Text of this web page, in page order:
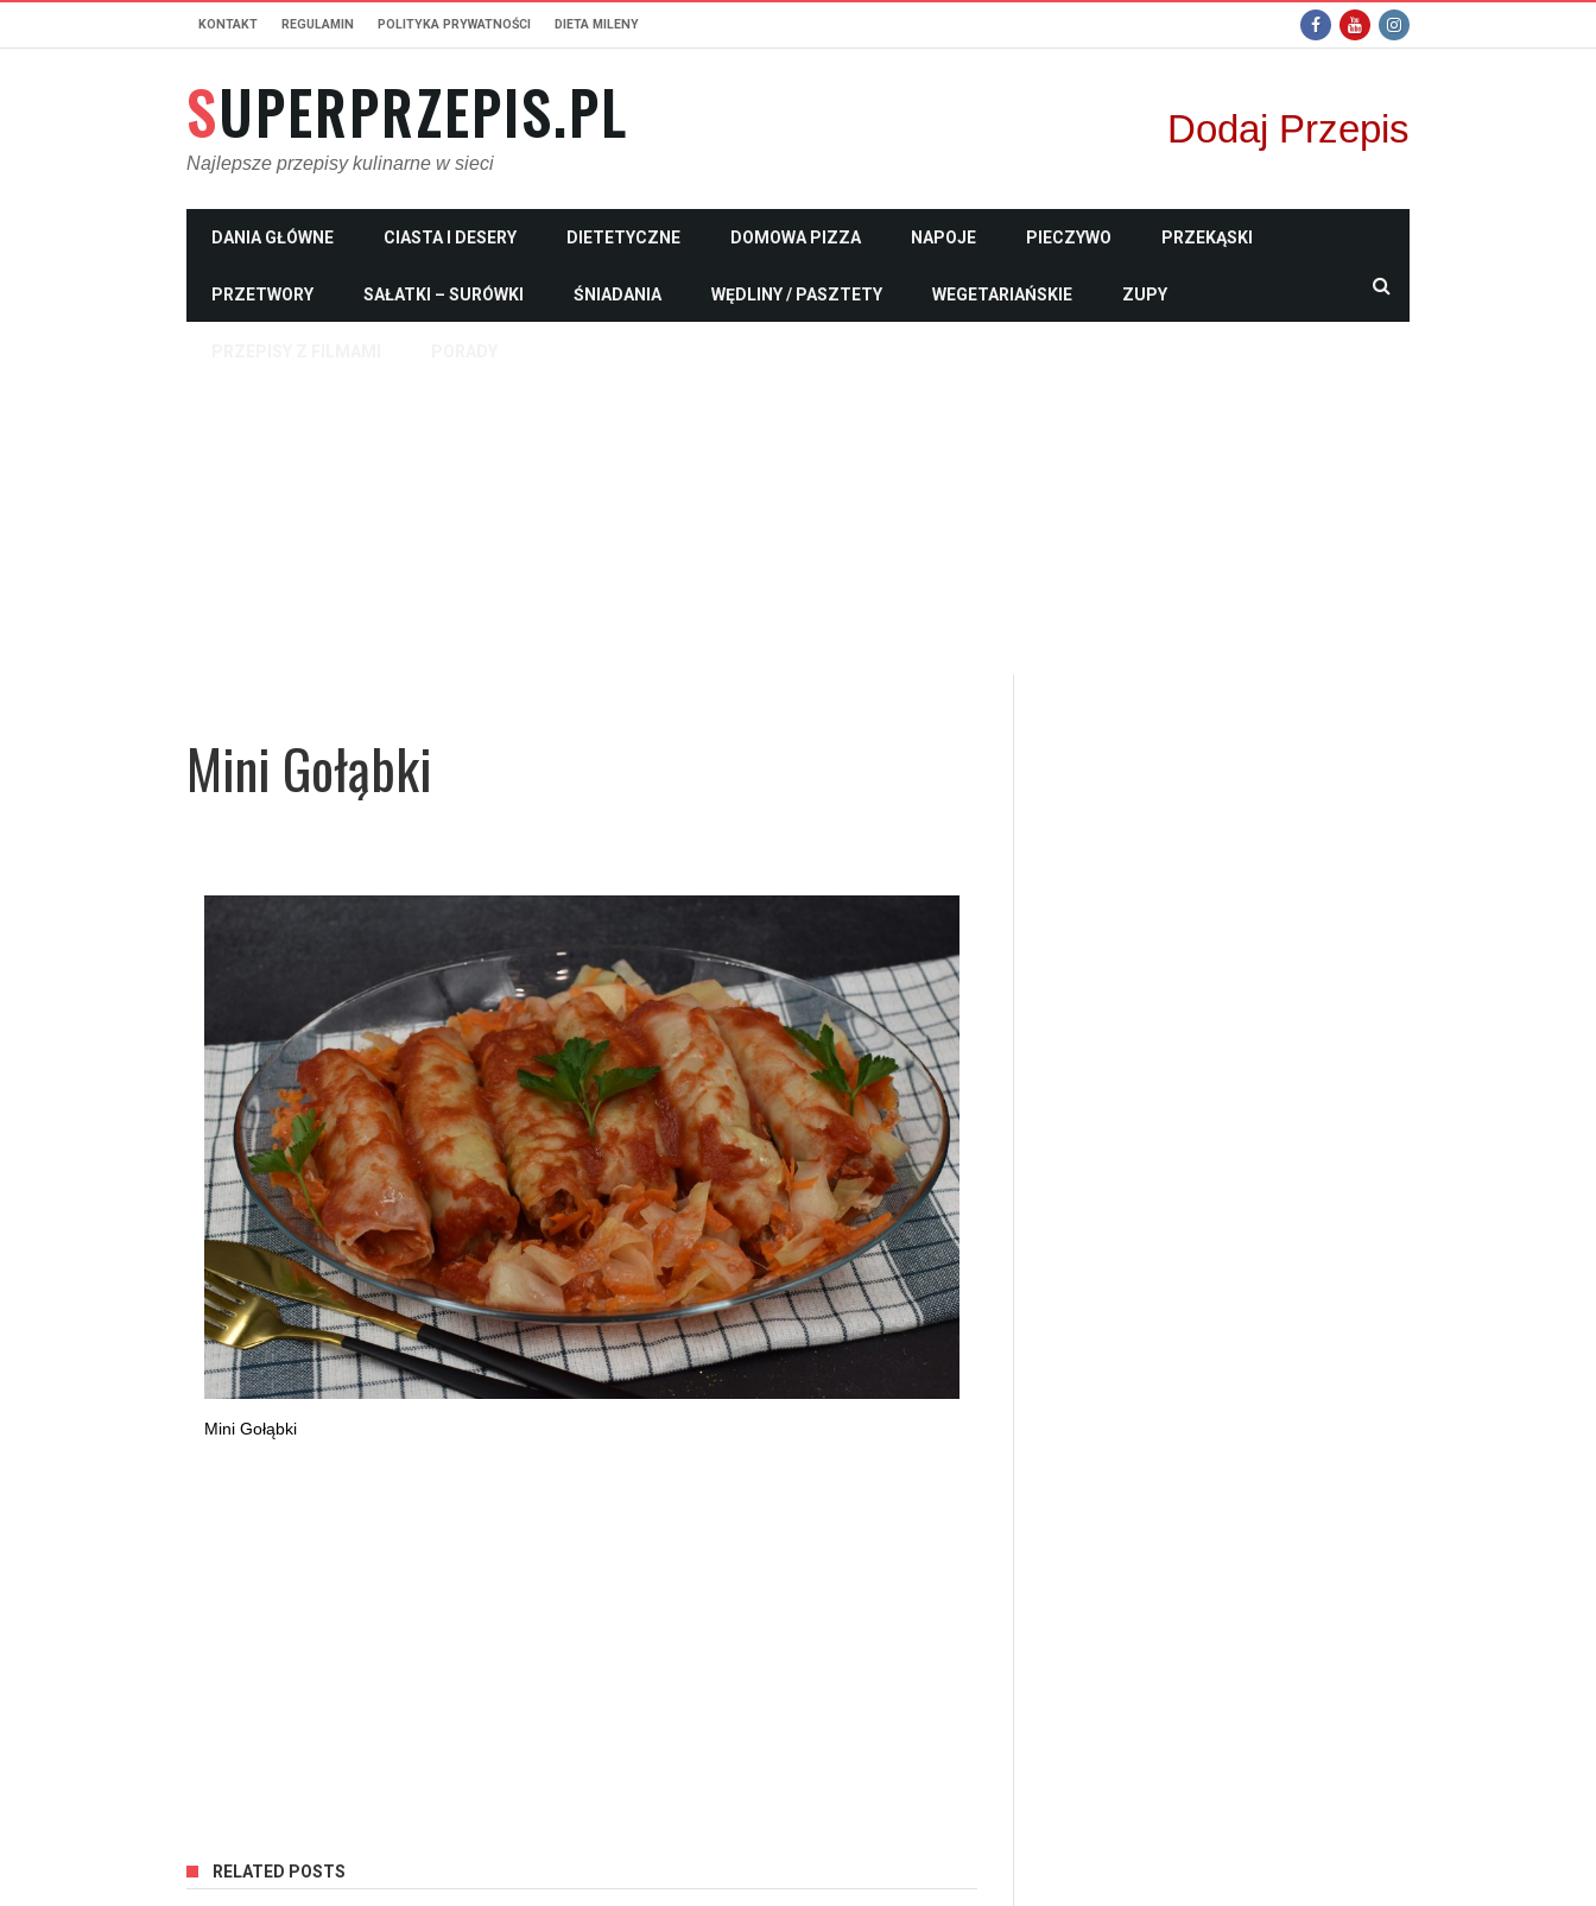
KONTAKT REGULAMIN POLITYKA PRYWATNOŚCI DIETA MILENY
SUPERPRZEPIS.PL
Najlepsze przepisy kulinarne w sieci
Dodaj Przepis
DANIA GŁÓWNE CIASTA I DESERY DIETETYCZNE DOMOWA PIZZA NAPOJE PIECZYWO PRZEKĄSKI
PRZETWORY SAŁATKI – SURÓWKI ŚNIADANIA WĘDLINY / PASZTETY WEGETARIAŃSKIE ZUPY
Mini Gołąbki
Mini Gołąbki
RELATED POSTS